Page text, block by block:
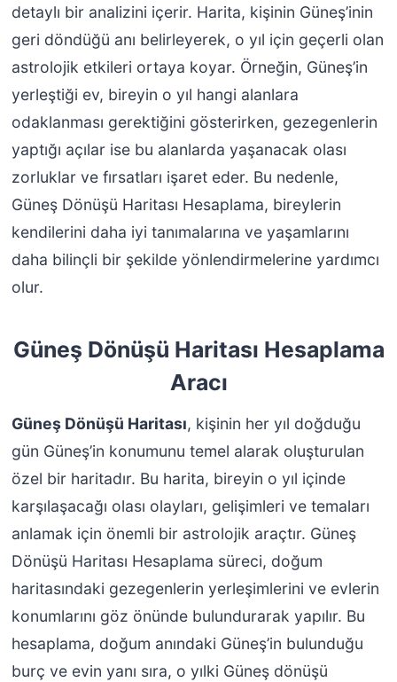
detaylı bir analizini içerir. Harita, kişinin Güneş’inin
geri döndüğü anı belirleyerek, o yıl için geçerli olan
astrolojik etkileri ortaya koyar. Örneğin, Güneş’in
yerleştiği ev, bireyin o yıl hangi alanlara
odaklanması gerektiğini gösterirken, gezegenlerin
yaptığı açılar ise bu alanlarda yaşanacak olası
zorluklar ve fırsatları işaret eder. Bu nedenle,
Güneş Dönüşü Haritası Hesaplama, bireylerin
kendilerini daha iyi tanımalarına ve yaşamlarını
daha bilinçli bir şekilde yönlendirmelerine yardımcı
olur.
Güneş Dönüşü Haritası Hesaplama
Aracı
Güneş Dönüşü Haritası, kişinin her yıl doğduğu
gün Güneş’in konumunu temel alarak oluşturulan
özel bir haritadır. Bu harita, bireyin o yıl içinde
karşılaşacağı olası olayları, gelişimleri ve temaları
anlamak için önemli bir astrolojik araçtır. Güneş
Dönüşü Haritası Hesaplama süreci, doğum
haritasındaki gezegenlerin yerleşimlerini ve evlerin
konumlarını göz önünde bulundurarak yapılır. Bu
hesaplama, doğum anındaki Güneş’in bulunduğu
burç ve evin yanı sıra, o yılki Güneş dönüşü